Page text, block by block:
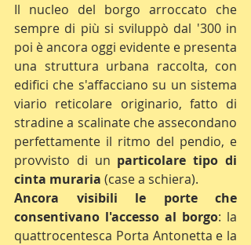
Il nucleo del borgo arroccato che
sempre di più si sviluppò dal '300 in
poi è ancora oggi evidente e presenta
una struttura urbana raccolta, con
edifici che s'affacciano su un sistema
viario reticolare originario, fatto di
stradine a scalinate che assecondano
perfettamente il ritmo del pendio, e
provvisto di un particolare tipo di
cinta muraria (case a schiera).
Ancora visibili le porte che
consentivano l'accesso al borgo: la
quattrocentesca Porta Antonetta e la